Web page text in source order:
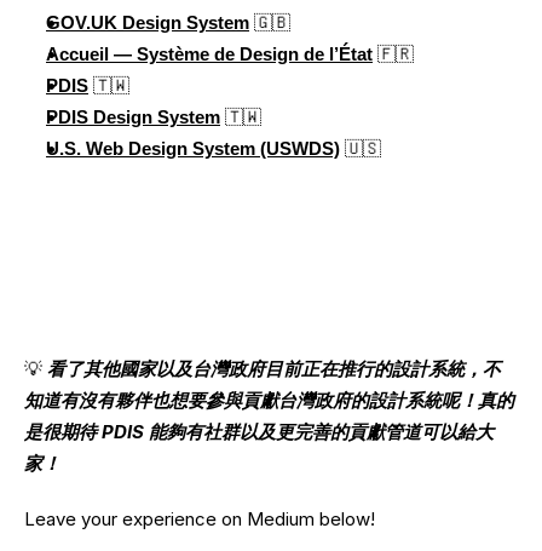
GOV.UK Design System 🇬🇧
Accueil — Système de Design de l’État 🇫🇷
PDIS 🇹🇼
PDIS Design System 🇹🇼
U.S. Web Design System (USWDS) 🇺🇸
💡 看了其他國家以及台灣政府目前正在推行的設計系統，不
知道有沒有夥伴也想要參與貢獻台灣政府的設計系統呢！真的
是很期待 PDIS 能夠有社群以及更完善的貢獻管道可以給大
家！
Leave your experience on Medium below!